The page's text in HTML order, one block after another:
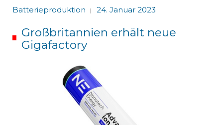
Batterieproduktion | 24. Januar 2023
Großbritannien erhält neue
Gigafactory